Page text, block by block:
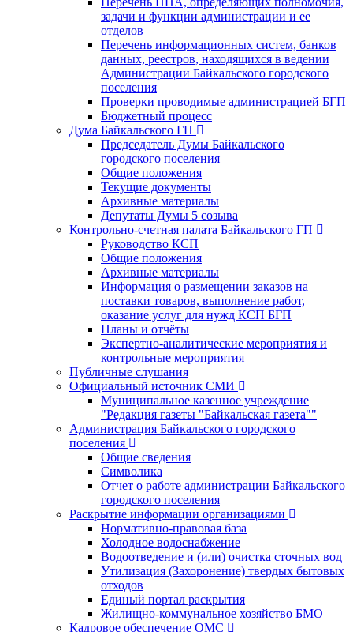
задачи и функции администрации и ее
отделов
Перечень информационных систем, банков
данных, реестров, находящихся в ведении
Администрации Байкальского городского
поселения
Проверки проводимые администрацией БГП
Бюджетный процесс
Дума Байкальского ГП
Председатель Думы Байкальского
городского поселения
Общие положения
Текущие документы
Архивные материалы
Депутаты Думы 5 созыва
Контрольно-счетная палата Байкальского ГП
Руководство КСП
Общие положения
Архивные материалы
Информация о размещении заказов на
поставки товаров, выполнение работ,
оказание услуг для нужд КСП БГП
Планы и отчёты
Экспертно-аналитические мероприятия и
контрольные мероприятия
Публичные слушания
Официальный источник СМИ
Муниципальное казенное учреждение
"Редакция газеты "Байкальская газета""
Администрация Байкальского городского
поселения
Общие сведения
Символика
Отчет о работе администрации Байкальского
городского поселения
Раскрытие информации организациями
Нормативно-правовая база
Холодное водоснабжение
Водоотведение и (или) очистка сточных вод
Утилизация (Захоронение) твердых бытовых
отходов
Единый портал раскрытия
Жилищно-коммунальное хозяйство БМО
Кадровое обеспечение ОМС